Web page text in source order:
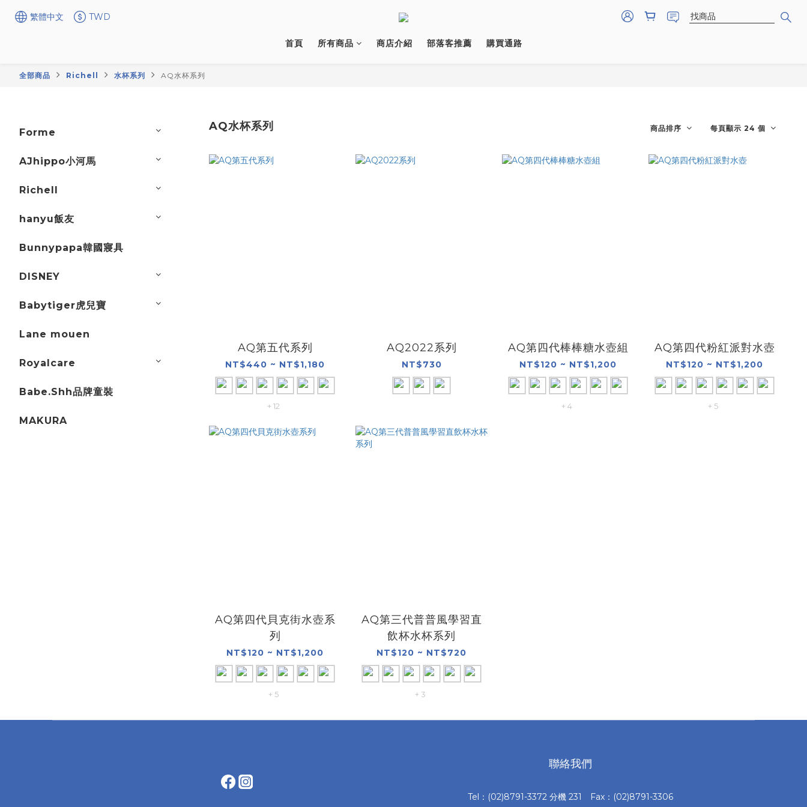
繁體中文 TWD
首頁 所有商品 商店介紹 部落客推薦 購買通路
全部商品 Richell 水杯系列 AQ水杯系列
Forme
AJhippo小河馬
Richell
hanyu飯友
Bunnypapa韓國寢具
DISNEY
Babytiger虎兒寶
Lane mouen
Royalcare
Babe.Shh品牌童裝
MAKURA
AQ水杯系列 商品排序 每頁顯示 24 個
AQ第五代系列
NT$440 ~ NT$1,180
+ 12
AQ2022系列
NT$730
AQ第四代棒棒糖水壺組
NT$120 ~ NT$1,200
+ 4
AQ第四代粉紅派對水壺
NT$120 ~ NT$1,200
+ 5
AQ第四代貝克街水壺系
列
NT$120 ~ NT$1,200
+ 5
AQ第三代普普風學習直
飲杯水杯系列
NT$120 ~ NT$720
+ 3
聯絡我們
Tel：(02)8791-3372 分機 231 Fax：(02)8791-3306